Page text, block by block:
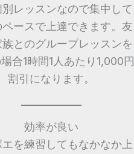
レッスンなので集中して
ペースで上達できます。友
族とのグループレッスンを
合1時間1人あたり1,000円
割引になります。
効率が良い
を練習してもなかなか上